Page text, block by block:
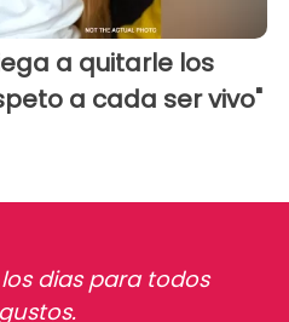
a quitarle los
a cada ser vivo"
dias para todos